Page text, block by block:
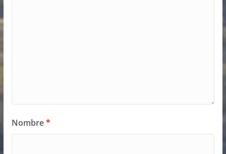
Nombre*